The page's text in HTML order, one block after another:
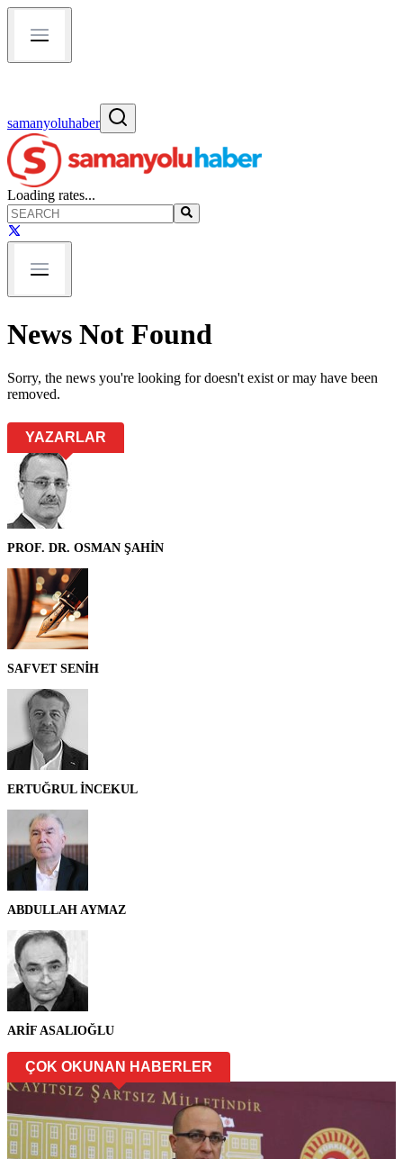
samanyoluhaber
Loading rates...
News Not Found
Sorry, the news you're looking for doesn't exist or may have been
removed.
YAZARLAR
PROF. DR. OSMAN ŞAHİN
SAFVET SENİH
ERTUĞRUL İNCEKUL
ABDULLAH AYMAZ
ARİF ASALIOĞLU
ÇOK OKUNAN HABERLER